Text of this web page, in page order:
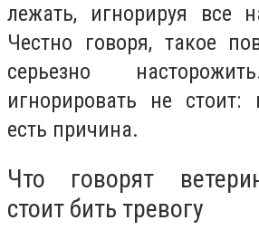
лежать, игнорируя все
Честно говоря, такое
серьезно
игнорировать не стоит:
есть причина.
Что говорят
стоит бить тревогу